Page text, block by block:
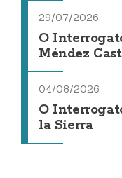
29/07/2026
O
Méndez
04/08/2026
O
la Sierra